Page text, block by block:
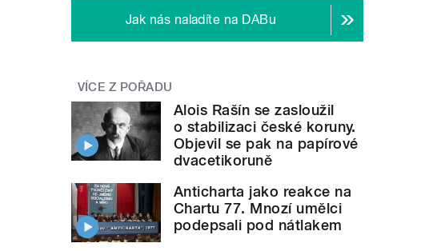
Jak nás naladíte na DABu
VÍCE Z POŘADU
Alois Rašín se zasloužil
o stabilizaci české koruny.
Objevil se pak na papírové
dvacetikoruně
Anticharta jako reakce na
Chartu 77. Mnozí umělci
podepsali pod nátlakem